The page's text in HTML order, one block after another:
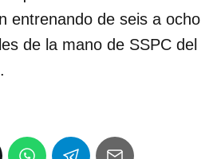
entrenando de seis a ocho
de la mano de SSPC del